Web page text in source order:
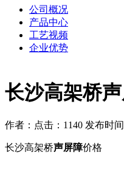
长沙高架桥
作者： 点击：1140 发布时
长沙高架桥声屏障价格
公司概况
产品中心
工艺视频
企业优势